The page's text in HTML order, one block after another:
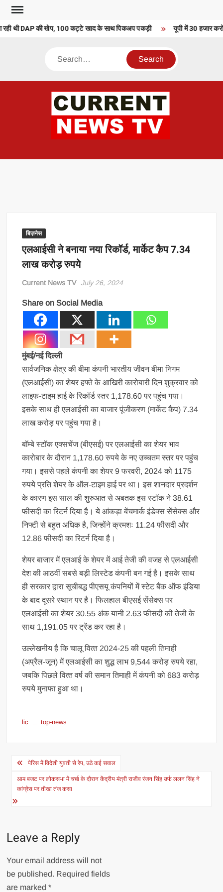
Skip
contentथी DAP की खेप, 100 कट्टे खाद के साथ पिकअप पकड़ी यूपी में 30 हजार
Search
बिज़नेस
एलआईसी ने बनाया नया रिकॉर्ड, मार्केट कैप 7.34
लाख करोड़ रुपये
Current News TV July 26, 2024
Share on Social Media
मुंबई/नई दिल्‍ली
सार्वजनिक क्षेत्र की बीमा कंपनी भारतीय जीवन बीमा निगम
(एलआईसी) का शेयर हफ्ते के आखिरी कारोबारी दिन शुक्रवार को
लाइफ-टाइम हाई के रिकॉर्ड स्‍तर 1,178.60 पर पहुंच गया।
इसके साथ ही एलआईसी का बाजार पूंजीकरण (मार्केट कैप) 7.34
लाख करोड़ पर पहुंच गया है।
बॉम्बे स्टॉक एक्सचेंज (बीएसई) पर एलआईसी का शेयर भाव
कारोबार के दौरान 1,178.60 रुपये के नए उच्चतम स्तर पर पहुंच
गया। इससे पहले कंपनी का शेयर 9 फरवरी, 2024 को 1175
रुपये प्रति शेयर के ऑल-टाइम हाई पर था। इस शानदार प्रदर्शन
के कारण इस साल की शुरुआत से अबतक इस स्टॉक ने 38.61
फीसदी का रिटर्न दिया है। ये आंकड़ा बेंचमार्क इंडेक्स सेंसेक्‍स और
निफ्टी से बहुत अधिक है, जिन्होंने क्रमशः 11.24 फीसदी और
12.86 फीसदी का रिटर्न दिया है।
शेयर बाजार में एलआई के शेयर में आई तेजी की वजह से एलआईसी
देश की आठवीं सबसे बड़ी लिस्टेड कंपनी बन गई है। इसके साथ
ही सरकार द्वारा सूचीबद्ध पीएसयू कंपनियों में स्‍टेट बैंक ऑफ इंडिया
के बाद दूसरे स्थान पर है। फिलहाल बीएसई सेंसेक्‍स पर
एलआईसी का शेयर 30.55 अंक यानी 2.63 फीसदी की तेजी के
साथ 1,191.05 पर ट्रेंड कर रहा है।
उल्‍लेखनीय है कि चालू वित्‍त 2024-25 की पहली तिमाही
(अप्रैल-जून) में एलआईसी का शुद्ध लाभ 9,544 करोड़ रुपये रहा,
जबकि पिछले वित्‍त वर्ष की समान तिमाही में कंपनी को 683 करोड़
रुपये मुनाफा हुआ था।
lic top-news
Post
navigation
पेरिस में विदेशी युवती से रेप, उठे कई सवाल
आम बजट पर लोकसभा में चर्चा के दौरान केंद्रीय मंत्री राजीव रंजन सिंह उर्फ ललन सिंह ने
कांग्रेस पर तीखा तंज कसा
Leave a Reply
Your email address will not
be published. Required fields
are marked*